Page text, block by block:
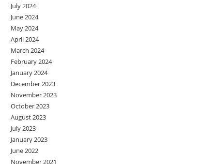
July 2024
June 2024
May 2024
April 2024
March 2024
February 2024
January 2024
December 2023
November 2023
October 2023
August 2023
July 2023
January 2023
June 2022
November 2021